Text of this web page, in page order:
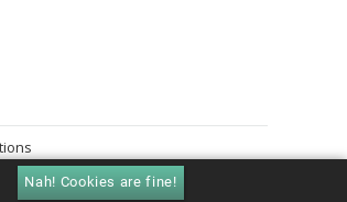
Nah! Cookies are fine!